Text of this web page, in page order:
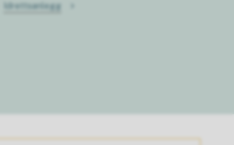
Idrettsanlegg